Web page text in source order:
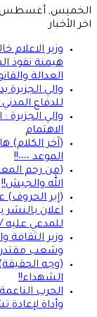
الخميس, أغسطس 6 2026
اخر الأخبار
وزير
هيمنة نفوذ
العدالة
والي الجزيرة
للدفاع المدني
والي
الاهتمام
(آخر الكلام)
الموعد ٠٠٠٠!!
(من رحم
الله والجيش!!
(إبر
اعلان
للمدعي عليه
وزير الثقافة
وشعب مقتدر
(وجه
الشهداء!!
الحرب
وأداة